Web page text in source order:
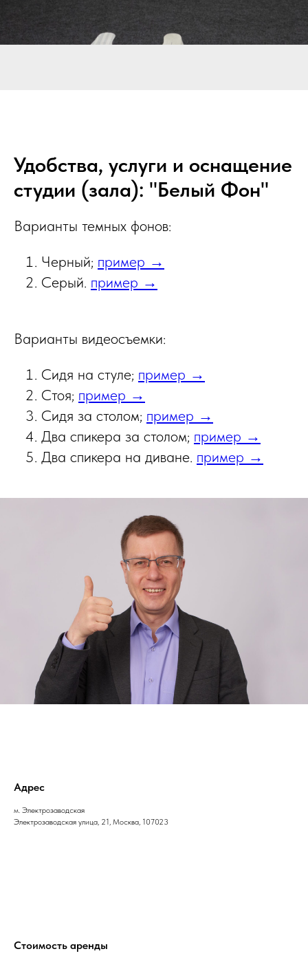
Удобства, услуги и оснащение
студии (зала): "Белый Фон"
Варианты темных фонов:
Черный; пример →
Серый. пример →
Варианты видеосъемки:
Сидя на стуле; пример →
Стоя; пример →
Сидя за столом; пример →
Два спикера за столом; пример →
Два спикера на диване. пример →
Адрес
м. Электрозаводская
Электрозаводская улица, 21, Москва, 107023
Стоимость аренды